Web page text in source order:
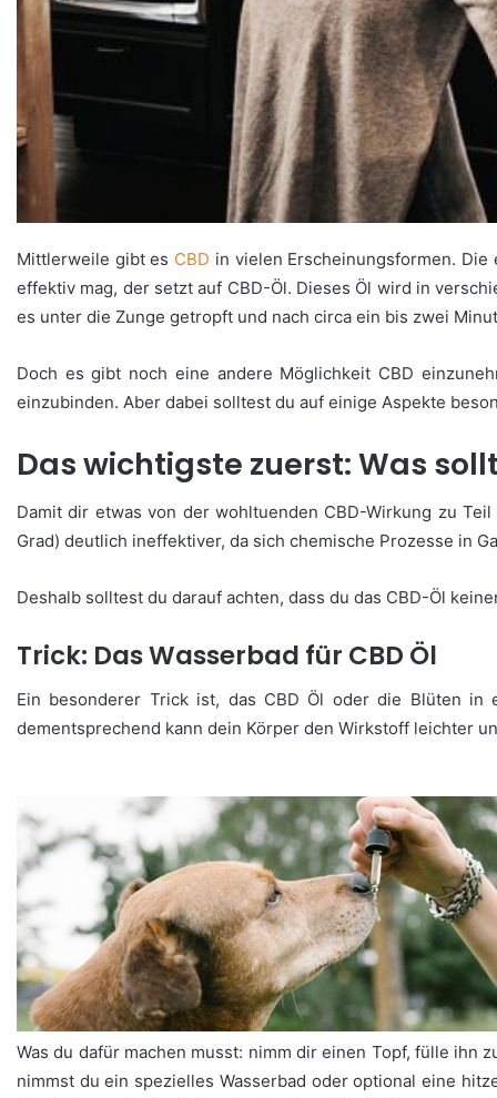
Mittlerweile gibt es CBD in vielen Erscheinungsformen.
effektiv mag, der setzt auf CBD-Öl. Dieses Öl wird in
es unter die Zunge getropft und nach circa ein bis zwei
Doch es gibt noch eine andere Möglichkeit CBD
einzubinden. Aber dabei solltest du auf einige Aspekte
Das wichtigste zuerst: Was
Damit dir etwas von der wohltuenden CBD-Wirkung zu
Grad) deutlich ineffektiver, da sich chemische Prozesse in
Deshalb solltest du darauf achten, dass du das CBD-Öl
Trick: Das Wasserbad für CBD Öl
Ein besonderer Trick ist, das CBD Öl oder die Blüten in
dementsprechend kann dein Körper den Wirkstoff leichter
Was du dafür machen musst: nimm dir einen Topf, fülle
nimmst du ein spezielles Wasserbad oder optional eine